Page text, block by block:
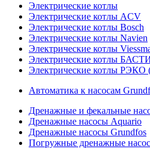
Электрические котлы
Электрические котлы ACV
Электрические котлы Bosch
Электрические котлы Navien
Электрические котлы
Электрические котлы
Электрические котлы
Автоматика к насосам
Дренажные и фекальные
Дренажные насосы Aquario
Дренажные насосы Grundfos
Погружные дренажные